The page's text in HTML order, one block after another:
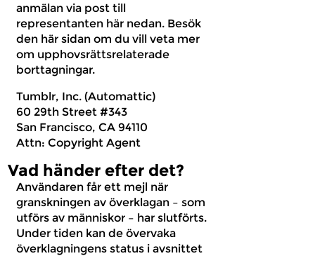
anmälan via post till
representanten här nedan. Besök
den här sidan om du vill veta mer
om upphovsrättsrelaterade
borttagningar.
Tumblr, Inc. (Automattic)
60 29th Street #343
San Francisco, CA 94110
Attn: Copyright Agent
Vad händer efter det?
Användaren får ett mejl när
granskningen av överklagan – som
utförs av människor – har slutförts.
Under tiden kan de övervaka
överklagningens status i avsnittet